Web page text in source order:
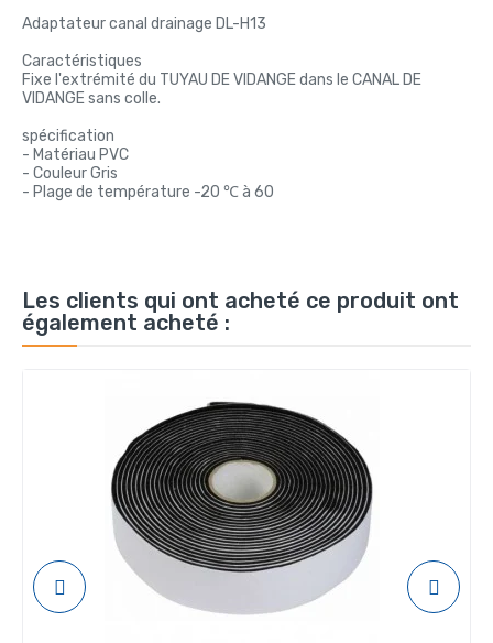
Adaptateur canal drainage DL-H13
Caractéristiques
Fixe l'extrémité du TUYAU DE VIDANGE dans le CANAL DE
VIDANGE sans colle.
spécification
- Matériau PVC
- Couleur Gris
- Plage de température -20 ℃ à 60
Les clients qui ont acheté ce produit ont
également acheté :